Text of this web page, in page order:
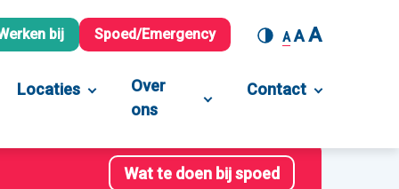
bij Spoed/Emergency A AA
Locaties
Over
ons
Contact
Wat te doen bij spoed